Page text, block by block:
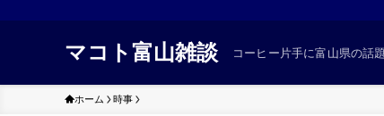
マコト富山雑談 コーヒー片手に富山県の話題
ホーム 時事